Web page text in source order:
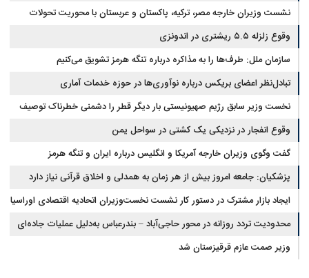
نشست وزیران خارجه مصر، ترکیه، پاکستان و عربستان با محوریت تحولات
منطقه
وقوع زلزله ۵.۵ ریشتری در اندونزی
سازمان ملل: طرف‌ها را به مذاکره درباره تنگه هرمز تشویق می‌کنیم
تبادل‌نظر اعضای بریکس درباره نوآوری‌ها در حوزه خدمات آماری
نخست وزیر سابق رژیم صهیونیستی بار دیگر قطر را دشمنی خطرناک توصیف
کردوقوع انفجار در نزدیکی یک کشتی در سواحل یمن
گفت وگوی وزیران خارجه آمریکا و انگلیس درباره ایران و تنگه هرمز
پزشکیان: جامعه امروز بیش از هر زمان به همدلی و اخلاق قرآنی نیاز دارد
ایجاد بازار مشترک در دستور کار نشست نخست‌وزیران اتحادیه اقتصادی اوراسیا
محدودیت تردد روزانه در محور حاجی‌آباد – بندرعباس به‌دلیل عملیات جاده‌ای
وزیر صمت عازم قرقیزستان شد